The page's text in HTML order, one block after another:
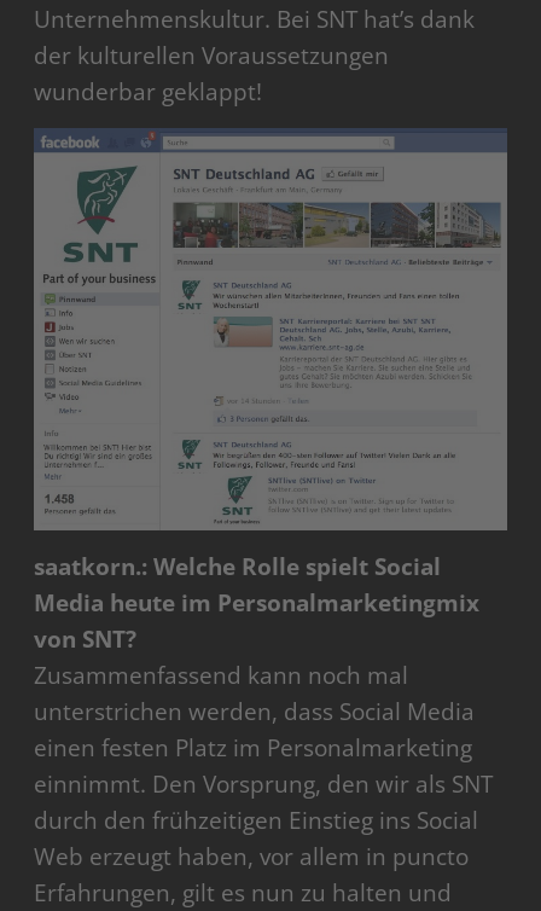
Unternehmenskultur. Bei SNT hat’s dank
der kulturellen Voraussetzungen
wunderbar geklappt!
saatkorn.: Welche Rolle spielt Social
Media heute im Personalmarketingmix
von SNT?
Zusammenfassend kann noch mal
unterstrichen werden, dass Social Media
einen festen Platz im Personalmarketing
einnimmt. Den Vorsprung, den wir als SNT
durch den frühzeitigen Einstieg ins Social
Web erzeugt haben, vor allem in puncto
Erfahrungen, gilt es nun zu halten und